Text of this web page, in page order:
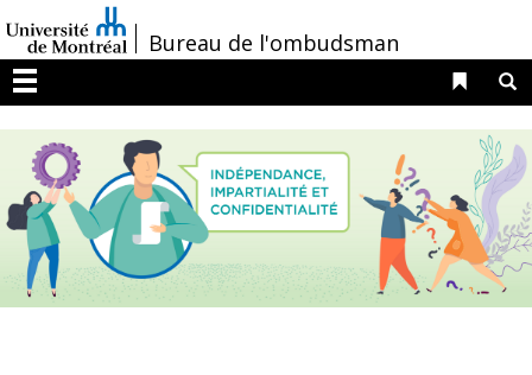
au
contenu
/Bureau de l'ombudsman
Menu
Liens